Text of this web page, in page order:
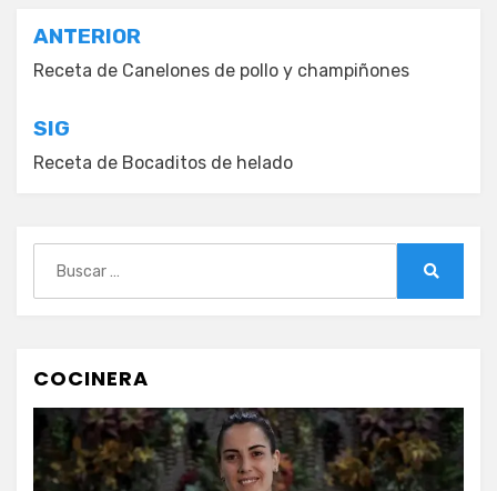
Navegación
de
entradas
ANTERIOR
Receta de Canelones de pollo y champiñones
SIG
Receta de Bocaditos de helado
COCINERA